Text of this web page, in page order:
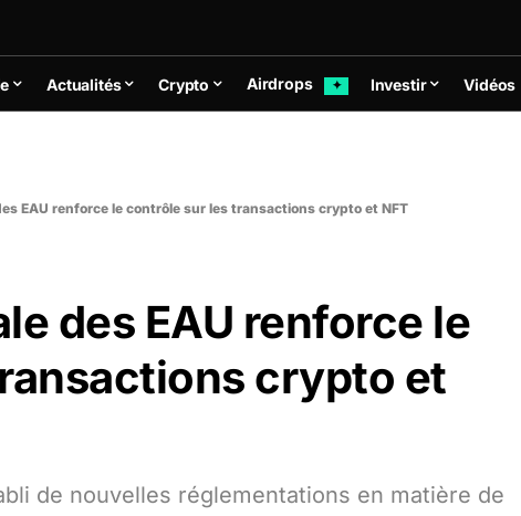
Actualités Crypto Airdrops ✦ Investir Vidéos
EAU renforce le contrôle sur les transactions crypto et NFT
des EAU renforce le
crypto et
de nouvelles réglementations en matière de